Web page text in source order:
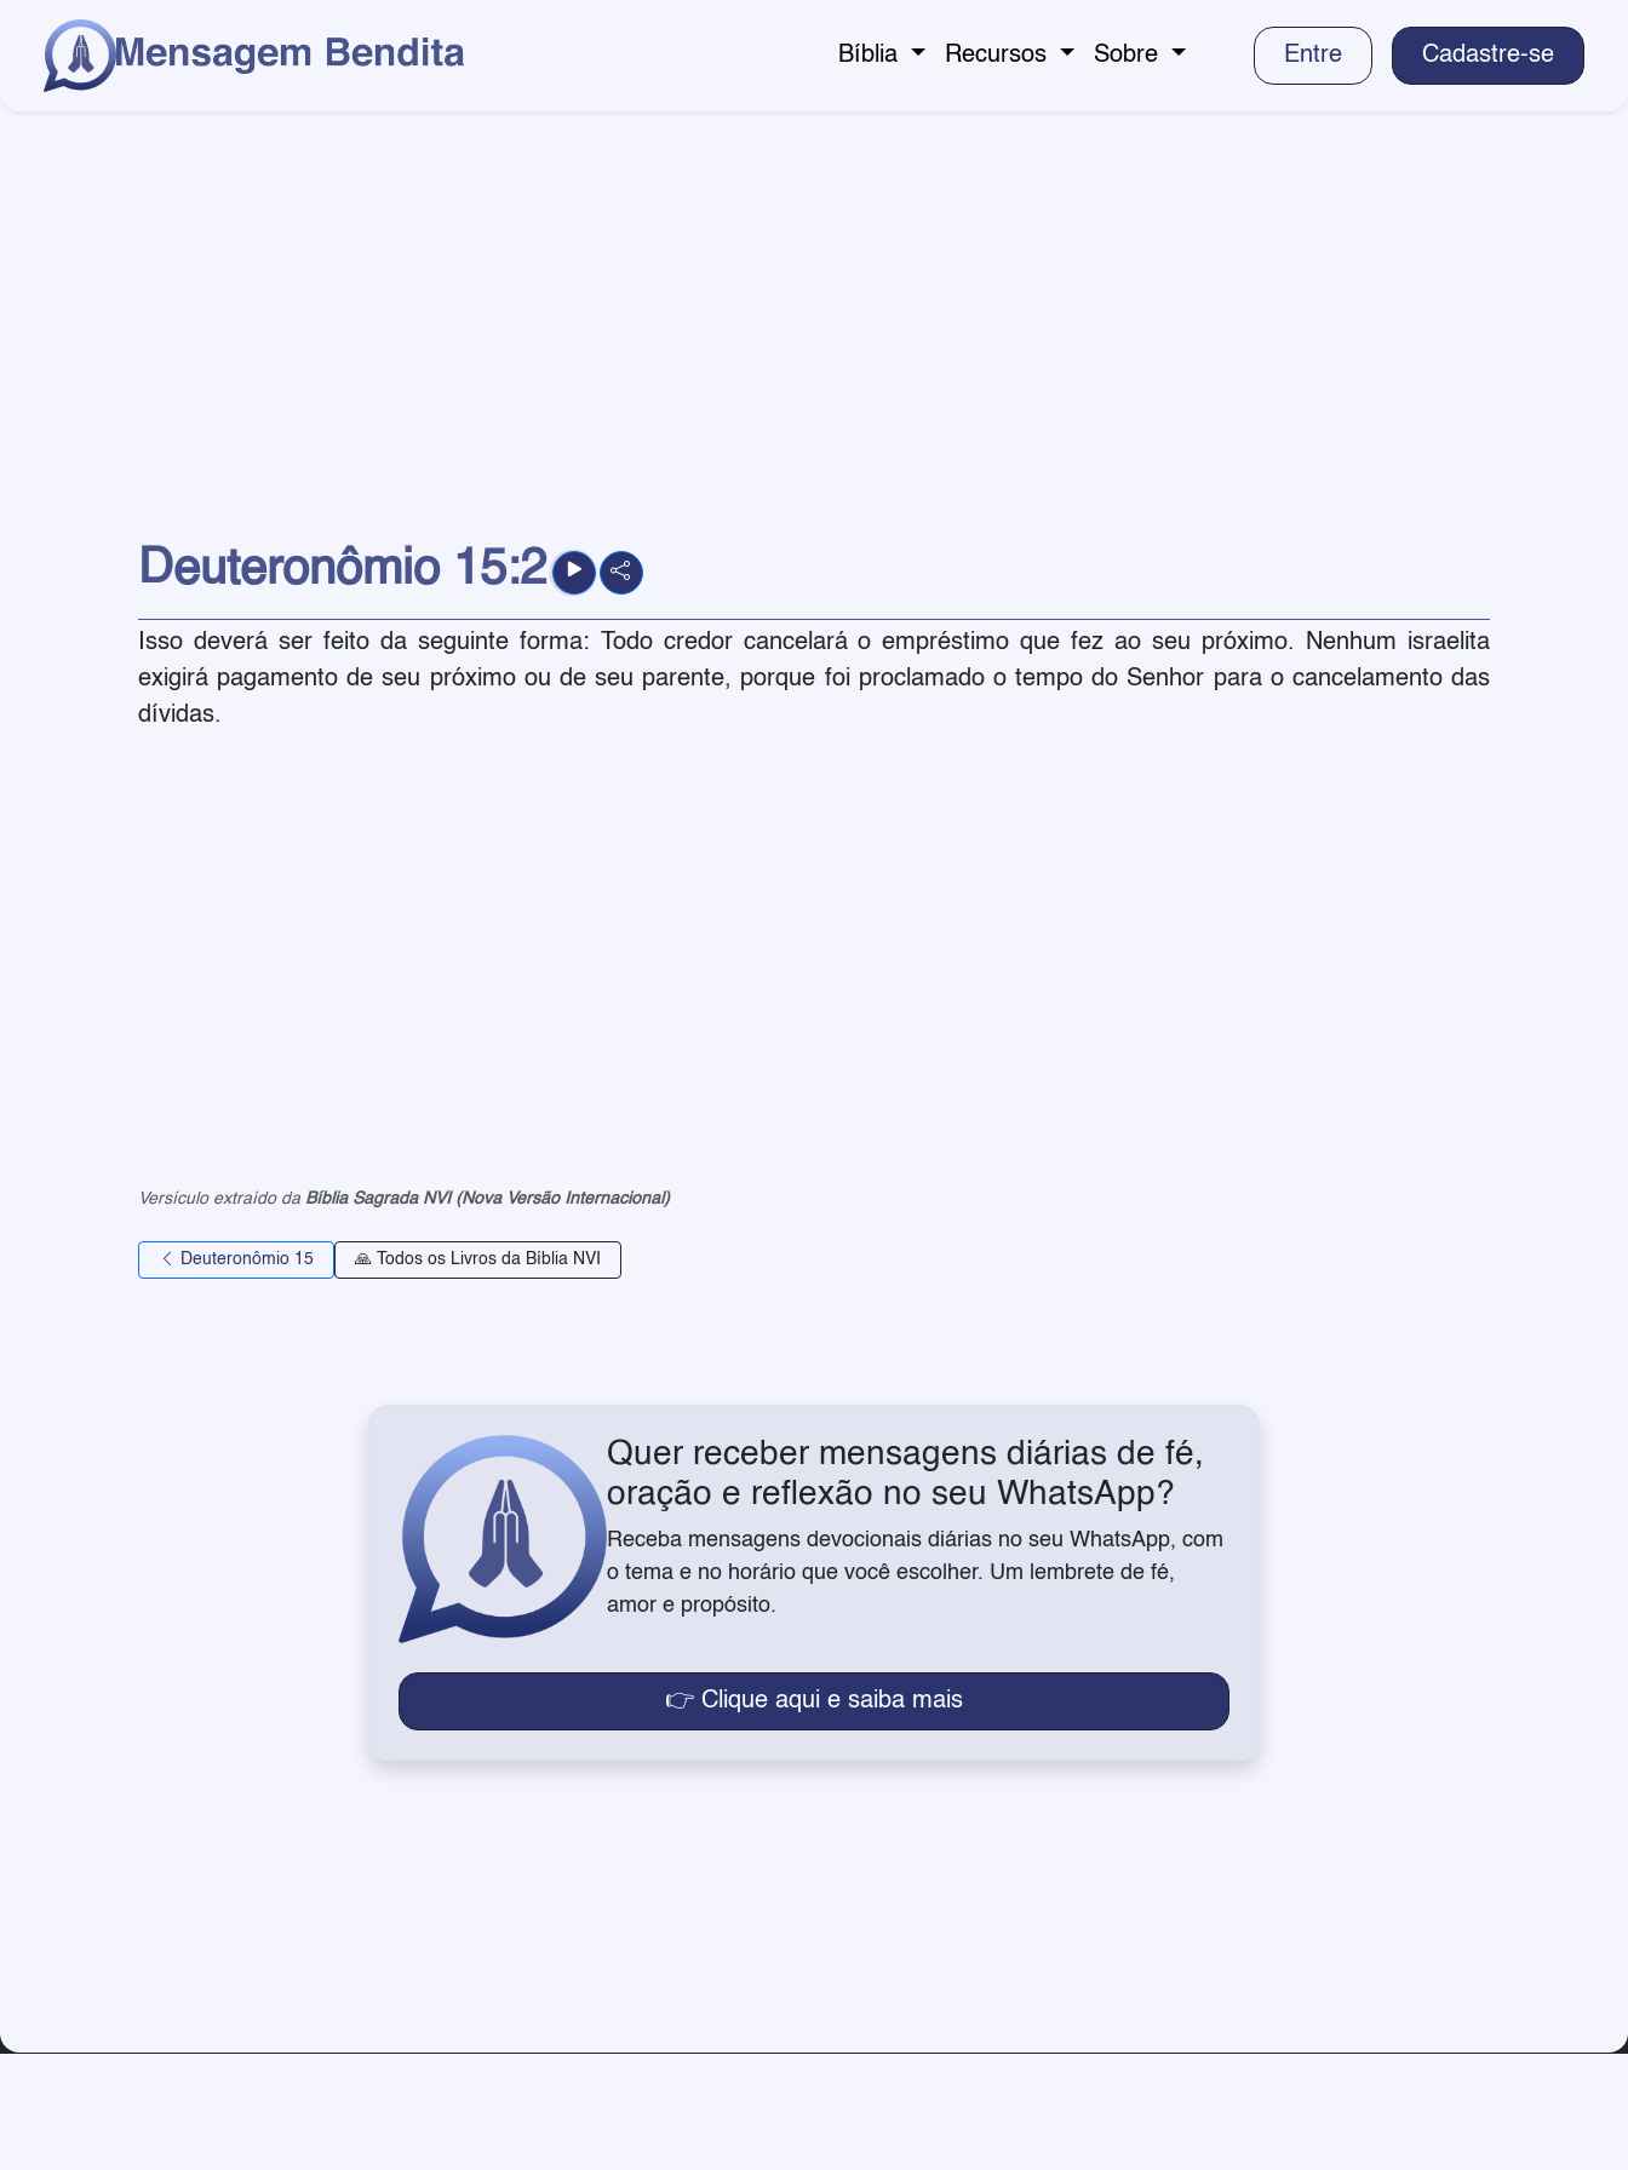
Bíblia Recursos Sobre Entre Cadastre-se
Deuteronômio15:2
Isso deverá ser feito da seguinte forma: Todo credor cancelará o empréstimo que fez ao seu próximo. Nenhum israelita
exigirá pagamento de seu próximo ou de seu parente, porque foi proclamado o tempo do Senhor para o cancelamento das
dívidas.
Versículo extraído da Bíblia Sagrada NVI (Nova Versão Internacional)
Deuteronômio 15 🙏 Todos os Livros da Bíblia NVI
Quer receber mensagens diárias de fé,
oração e reflexão no seu WhatsApp?
Receba mensagens devocionais diárias no seu WhatsApp, com
o tema e no horário que você escolher. Um lembrete de fé,
amor e propósito.
👉 Clique aqui e saiba mais